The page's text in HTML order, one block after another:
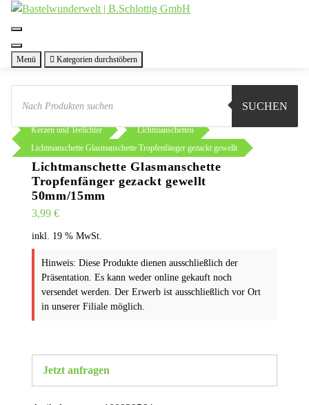
Zum
Menü Kategorien durchstöbern
Products
search
SUCHEN
Sie sind hier: Shop
Kerzen und Teelichter
Lichtmanschetten
Lichtmanschette Glasmanschette Tropfenfänger gezackt gewellt
Lichtmanschette Glasmanschette
Tropfenfänger gezackt gewellt
50mm/15mm
3,99 €
inkl. 19 % MwSt.
Hinweis: Diese Produkte dienen ausschließlich der
Präsentation. Es kann weder online gekauft noch
versendet werden. Der Erwerb ist ausschließlich vor Ort
in unserer Filiale möglich.
Jetzt anfragen